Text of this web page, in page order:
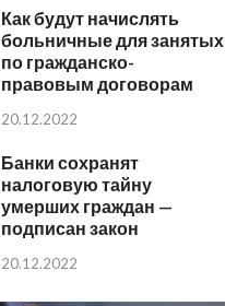
Как будут начислять
больничные для занятых
по гражданско-
правовым договорам
20.12.2022
Банки сохранят
налоговую тайну
умерших граждан —
подписан закон
20.12.2022